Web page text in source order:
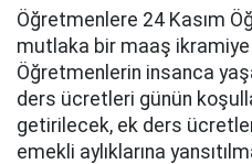
Öğretmenlere 24 Kasım
mutlaka bir maaş
Öğretmenlerin insanca
ders ücretleri günün
getirilecek, ek ders
emekli aylıklarına